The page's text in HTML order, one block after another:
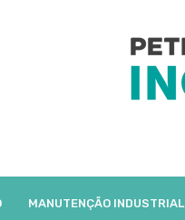
MANUTENÇÃO INDUSTRIAL